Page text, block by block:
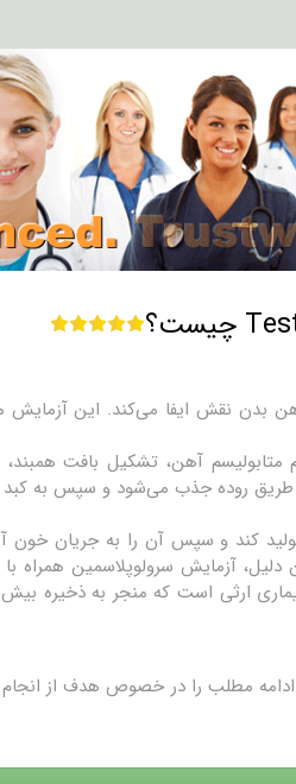
نقش ایفا می‌کند. این آزمایش
آهن، تشکیل بافت همبند،
طریق روده جذب می‌شود و سپس به
آزمایش سرولوپلاسمین همراه
ارثی است که منجر به ذخیره
مطلب را در خصوص هدف از